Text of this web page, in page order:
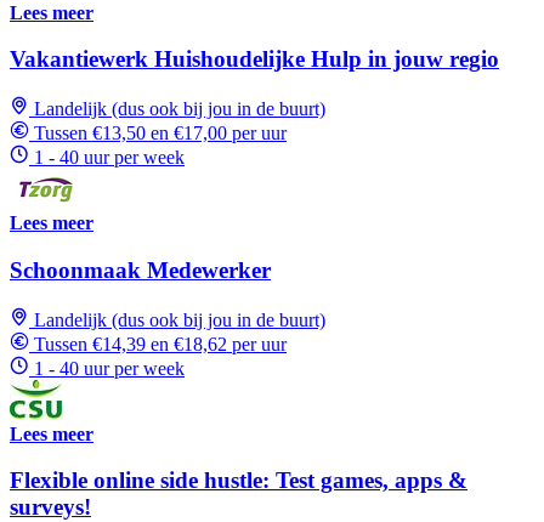
Lees meer
Vakantiewerk Huishoudelijke Hulp in jouw regio
Landelijk (dus ook bij jou in de buurt)
Tussen €13,50 en €17,00 per uur
1 - 40 uur per week
Lees meer
Schoonmaak Medewerker
Landelijk (dus ook bij jou in de buurt)
Tussen €14,39 en €18,62 per uur
1 - 40 uur per week
Lees meer
Flexible online side hustle: Test games, apps &
surveys!